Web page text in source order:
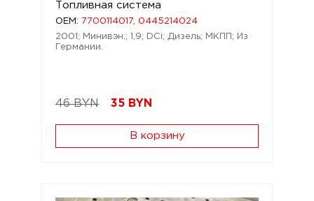
Топливная система
OEM:
7700114017, 0445214024
2001; Минивэн.; 1,9; DCi; Дизель; МКПП; Из
Германии.
46 BYN 35 BYN
В корзину